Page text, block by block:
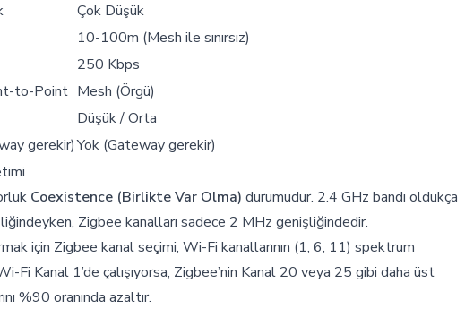
Çok Düşük
10-100m (Mesh ile sınırsız)
250 Kbps
to-Point Mesh (Örgü)
Düşük / Orta
gerekir)Yok (Gateway gerekir)
Coexistence (Birlikte Var Olma) durumudur. 2.4 GHz bandı oldukça
Zigbee kanalları sadece 2 MHz genişliğindedir.
için Zigbee kanal seçimi, Wi-Fi kanallarının (1, 6, 11) spektrum
Fi Kanal 1’de çalışıyorsa, Zigbee’nin Kanal 20 veya 25 gibi daha üst
%90 oranında azaltır.